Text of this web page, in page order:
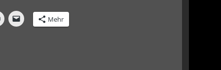
Mehr